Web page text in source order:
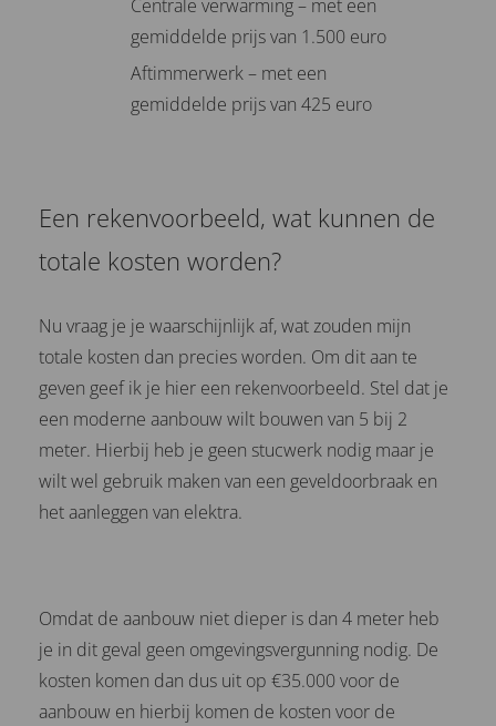
Centrale verwarming – met een
gemiddelde prijs van 1.500 euro
Aftimmerwerk – met een
gemiddelde prijs van 425 euro
Een rekenvoorbeeld, wat kunnen de
totale kosten worden?
Nu vraag je je waarschijnlijk af, wat zouden mijn
totale kosten dan precies worden. Om dit aan te
geven geef ik je hier een rekenvoorbeeld. Stel dat je
een moderne aanbouw wilt bouwen van 5 bij 2
meter. Hierbij heb je geen stucwerk nodig maar je
wilt wel gebruik maken van een geveldoorbraak en
het aanleggen van elektra.
Omdat de aanbouw niet dieper is dan 4 meter heb
je in dit geval geen omgevingsvergunning nodig. De
kosten komen dan dus uit op €35.000 voor de
aanbouw en hierbij komen de kosten voor de